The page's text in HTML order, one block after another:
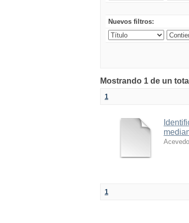
Nuevos filtros:
Mostrando 1 de un
1
1